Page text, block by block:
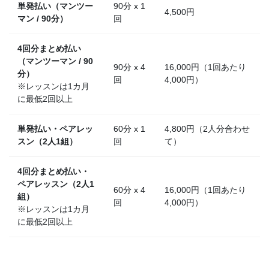
単発払い（マンツー
マン / 90分）
90分 x 1
回
4,500円
4回分まとめ払い
（マンツーマン / 90
分）
※レッスンは1カ月
に最低2回以上
90分 x 4
回
16,000円（1回あたり
4,000円）
単発払い・ペアレッ
スン（2人1組）
60分 x 1
回
4,800円（2人分合わせ
て）
4回分まとめ払い・
ペアレッスン（2人1
組）
※レッスンは1カ月
に最低2回以上
60分 x 4
回
16,000円（1回あたり
4,000円）